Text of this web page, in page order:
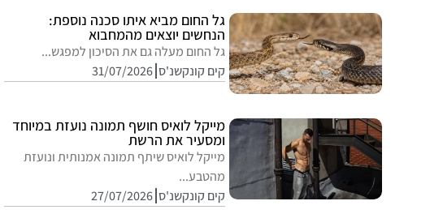
גל החום מביא איתו סכנה נוספת:
הנחשים יוצאים מהמחבוא
גל החום מעלה גם את הסיכון למפגש...
קים קונקשנ'ס 31/07/2026
מייקל לואיס חושף תמונה נועזת במיוחד
ומסעיר את הרשת
מייקל לואיס שיתף תמונה אמנותית ונועזת
מהטבע...
קים קונקשנ'ס 27/07/2026